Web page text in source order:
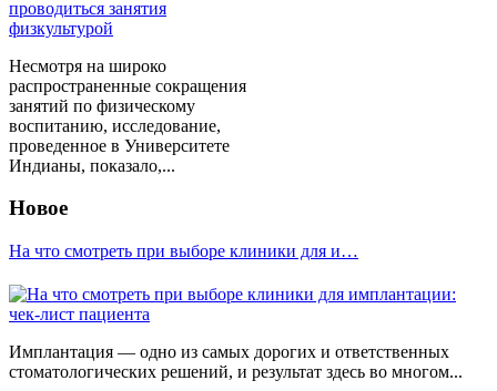
Несмотря на широко
распространенные сокращения
занятий по физическому
воспитанию, исследование,
проведенное в Университете
Индианы, показало,...
Новое
На что смотреть при выборе клиники для и…
Имплантация — одно из самых дорогих и ответственных
стоматологических решений, и результат здесь во многом...